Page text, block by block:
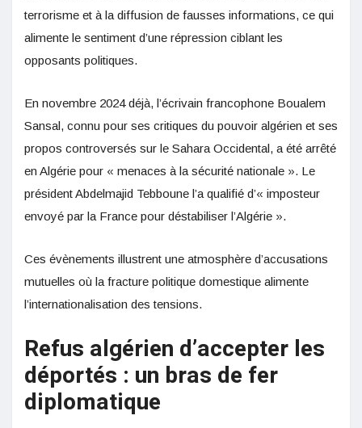
terrorisme et à la diffusion de fausses informations, ce qui
alimente le sentiment d’une répression ciblant les
opposants politiques.
En novembre 2024 déjà, l’écrivain francophone Boualem
Sansal, connu pour ses critiques du pouvoir algérien et ses
propos controversés sur le Sahara Occidental, a été arrêté
en Algérie pour « menaces à la sécurité nationale ». Le
président Abdelmajid Tebboune l’a qualifié d’« imposteur
envoyé par la France pour déstabiliser l’Algérie ».
Ces évènements illustrent une atmosphère d’accusations
mutuelles où la fracture politique domestique alimente
l’internationalisation des tensions.
Refus algérien d’accepter les
déportés : un bras de fer
diplomatique